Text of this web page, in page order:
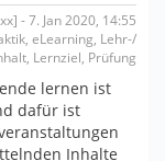
- 7. Jan 2020, 14:55
eLearning, Lehr-/
Lernziel, Prüfung
lernen ist
dafür ist
Inhalte